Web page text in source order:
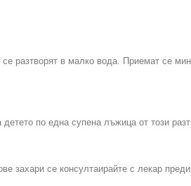
разтворят в малко вода. Приемат се
по една супена лъжица от този
захари се консултаирайте с лекар